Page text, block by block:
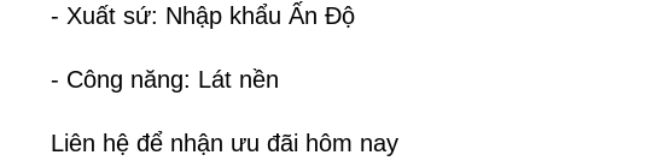
- Xuất sứ: Nhập khẩu Ấn Độ
- Công năng: Lát nền
Liên hệ để nhận ưu đãi hôm nay